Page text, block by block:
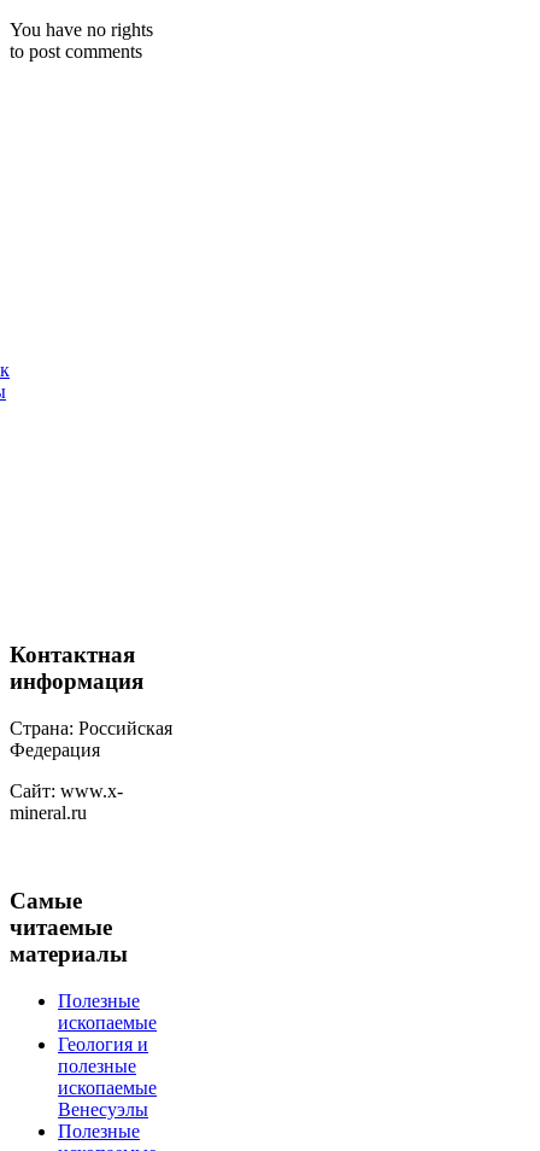
You have no rights
to post comments
Контактная
информация
Страна: Российская
Федерация
Сайт: www.x-
mineral.ru
Самые
читаемые
материалы
Полезные
ископаемые
Геология и
полезные
ископаемые
Венесуэлы
Полезные